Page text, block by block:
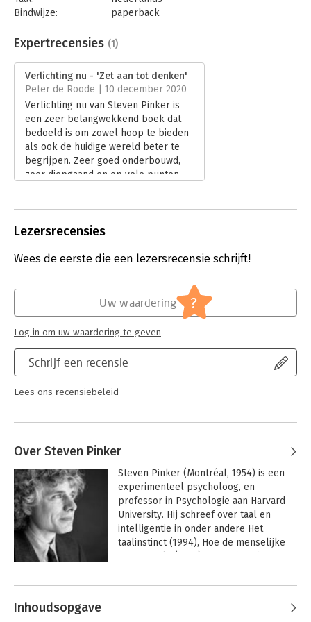
Bindwijze:
paperback
Uitgever:
Atlas-Contact
Verschijningsdatum:
Hoofdrubriek: Filosofie
Expertrecensies (1)
Verlichting nu - 'Zet aan tot denken'
Peter de Roode | 10 december 2020
Verlichting nu van Steven Pinker is
een zeer belangwekkend boek dat
bedoeld is om zowel hoop te bieden
als ook de huidige wereld beter te
begrijpen. Zeer goed onderbouwd,
zeer diepgaand en op vele punten
Lezersrecensies
Wees de eerste die een lezersrecensie schrijft!
Schrijf een recensie
Lees ons recensiebeleid
Uw waardering ?
Log in om uw waardering te geven
Over Steven Pinker
Steven Pinker (Montréal, 1954) is een
experimenteel psycholoog, en
professor in Psychologie aan Harvard
University. Hij schreef over taal en
intelligentie in onder andere Het
taalinstinct (1994), Hoe de menselijke
(2007). Het unieke van Steven Pinker is
Andere boeken door Steven Pinker
Inhoudsopgave